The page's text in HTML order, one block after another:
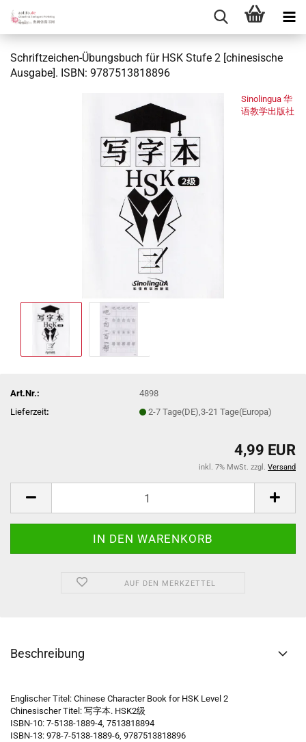
Schriftzeichen-Übungsbuch für HSK Stufe 2 [chinesische
Ausgabe]. ISBN: 9787513818896
Sinolingua 华
语教学出版社
Art.Nr.:
4898
Lieferzeit: 2-7 Tage(DE),3-21 Tage(Europa)
4,99 EUR
inkl. 7% MwSt. zzgl. Versand
AUF DEN MERKZETTEL
Beschreibung
Englischer Titel: Chinese Character Book for HSK Level 2
Chinesischer Titel: 写字本. HSK2级
ISBN-10: 7-5138-1889-4, 7513818894
ISBN-13: 978-7-5138-1889-6, 9787513818896